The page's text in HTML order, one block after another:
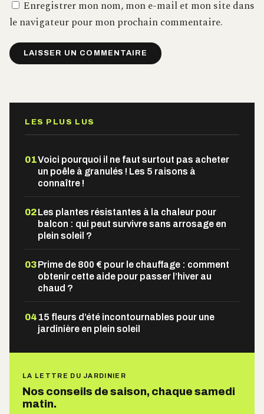
Enregistrer mon nom, mon e-mail et mon site dans
le navigateur pour mon prochain commentaire.
LES PLUS LUS
01Voici pourquoi il ne faut surtout pas acheter
un poêle à granulés ! Les 5 raisons à
connaître !
02Les plantes résistantes à la chaleur pour
balcon : qui peut survivre sans arrosage en
plein soleil ?
03Prime de 800 € pour le chauffage : comment
obtenir cette aide pour passer l’hiver au
chaud ?
04 15 fleurs d’été incontournables pour une
jardinière en plein soleil
LA LETTRE DU JARDINIER
Nos conseils de saison, chaque samedi
matin.